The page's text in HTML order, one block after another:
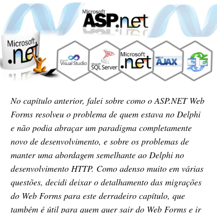
No capítulo anterior, falei sobre como o ASP.NET Web
Forms resolveu o problema de quem estava no Delphi
e não podia abraçar um paradigma completamente
novo de desenvolvimento, e sobre os problemas de
manter uma abordagem semelhante ao Delphi no
desenvolvimento HTTP. Como adenso muito em várias
questões, decidi deixar o detalhamento das migrações
do Web Forms para este derradeiro capítulo, que
também é útil para quem quer sair do Web Forms e ir